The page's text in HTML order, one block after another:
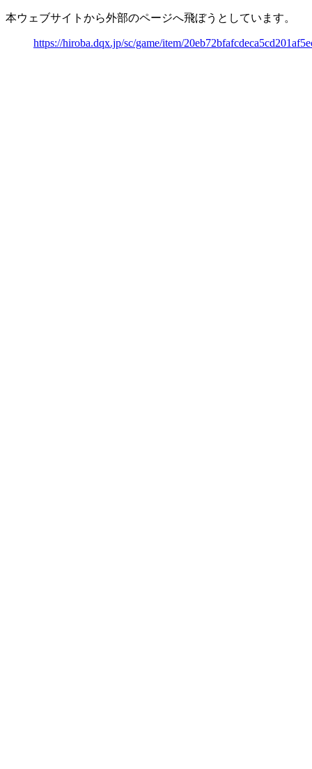
本ウェブサイトから外部のページへ飛ぼうとしています。
https://hiroba.dqx.jp/sc/game/item/